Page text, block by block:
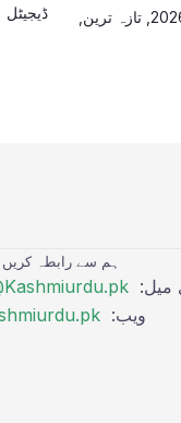
,تازہ ترین
ڈیجیٹل
ہم سے رابطہ کریں
میل:
ویب: